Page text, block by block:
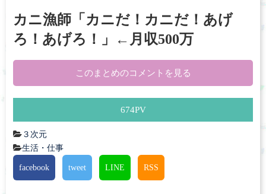
カニ漁師「カニだ！カニだ！あげ
ろ！あげろ！」←月収500万
このまとめのコメントを見る
674PV
３次元
生活・仕事
facebook tweet LINE RSS